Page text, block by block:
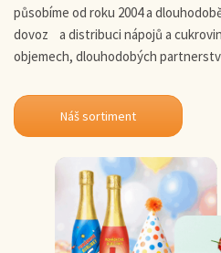
působíme od roku 2004 a
dovoz a distribuci nápojů a
objemech, dlouhodobých
Náš sortiment